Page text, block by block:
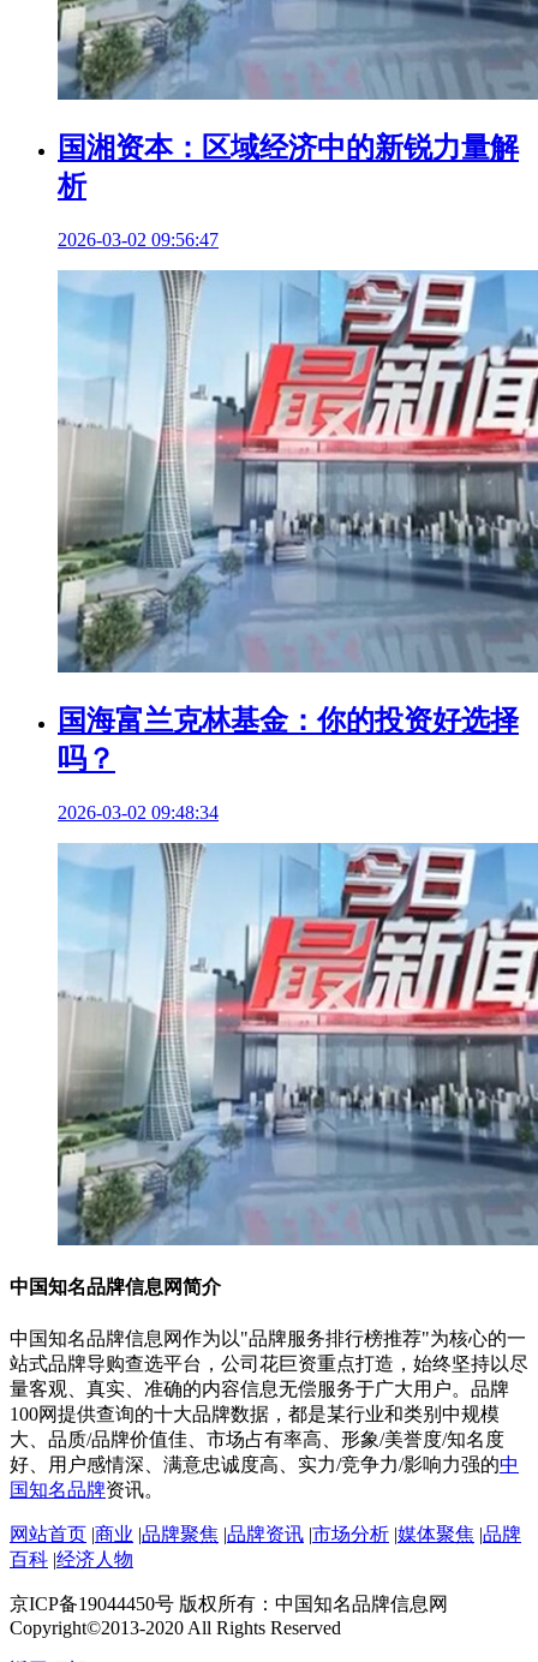
国湘资本：区域经济中的新锐力量解
析
2026-03-02 09:56:47
国海富兰克林基金：你的投资好选择
吗？
2026-03-02 09:48:34
中国知名品牌信息网简介
中国知名品牌信息网作为以"品牌服务排行榜推荐"为核心的一
站式品牌导购查选平台，公司花巨资重点打造，始终坚持以尽
量客观、真实、准确的内容信息无偿服务于广大用户。品牌
100网提供查询的十大品牌数据，都是某行业和类别中规模
大、品质/品牌价值佳、市场占有率高、形象/美誉度/知名度
好、用户感情深、满意忠诚度高、实力/竞争力/影响力强的中
国知名品牌资讯。
网站首页 |商业 |品牌聚焦 |品牌资讯 |市场分析 |媒体聚焦 |品牌
百科 |经济人物
京ICP备19044450号 版权所有：中国知名品牌信息网
Copyright©2013-2020 All Rights Reserved